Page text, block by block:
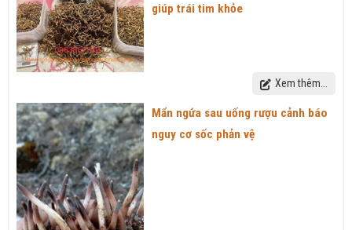
giúp trái tim khỏe
Xem thêm...
Mẩn ngứa sau uống rượu cảnh báo
nguy cơ sốc phản vệ